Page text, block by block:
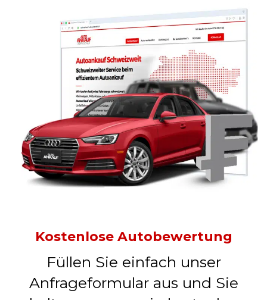
Kostenlose Autobewertung
Füllen Sie einfach unser
Anfrageformular aus und Sie